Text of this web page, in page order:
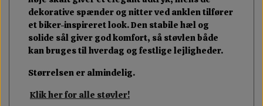
dekorative spænder og nitter ved anklen tilfører
et biker-inspireret look. Den stabile hæl og
solide sål giver god komfort, så støvlen både
kan bruges til hverdag og festlige lejligheder.
Størrelsen er almindelig.
Klik her for alle støvler!